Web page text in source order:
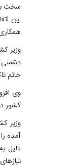
سخت
این
وزیر
دشمنی
خاتم
وی
کشور
آمده
دلیل